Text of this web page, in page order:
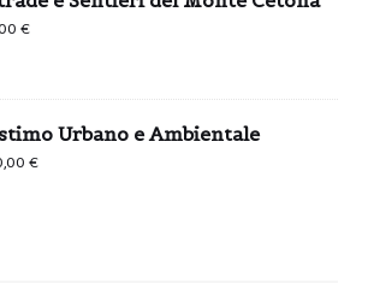
€
Urbano e Ambientale
€